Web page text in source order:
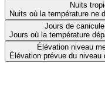
Nuits
Nuits où la température ne
Jours de canicule
Jours où la température
Élévation niveau
Élévation prévue du niveau